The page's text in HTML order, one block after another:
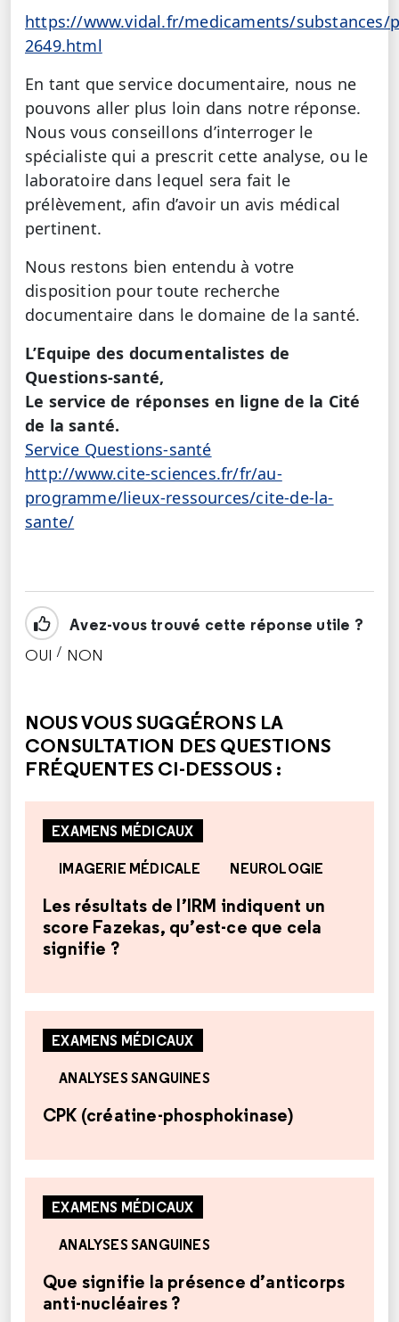
https://www.vidal.fr/medicaments/substances/
2649.html
En tant que service documentaire, nous ne
pouvons aller plus loin dans notre réponse.
Nous vous conseillons d’interroger le
spécialiste qui a prescrit cette analyse, ou le
laboratoire dans lequel sera fait le
prélèvement, afin d’avoir un avis médical
pertinent.
Nous restons bien entendu à votre
disposition pour toute recherche
documentaire dans le domaine de la santé.
L’Equipe des documentalistes de
Questions-santé,
Le service de réponses en ligne de la Cité
de la santé.
Service Questions-santé
http://www.cite-sciences.fr/fr/au-
programme/lieux-ressources/cite-de-la-
sante/
Avez-vous trouvé cette réponse utile ?
OUI / NON
NOUS VOUS SUGGÉRONS LA
CONSULTATION DES QUESTIONS
FRÉQUENTES CI-DESSOUS :
EXAMENS MÉDICAUX
IMAGERIE MÉDICALE NEUROLOGIE
Les résultats de l’IRM indiquent un
score Fazekas, qu’est-ce que cela
signifie ?
EXAMENS MÉDICAUX
ANALYSES SANGUINES
CPK (créatine-phosphokinase)
EXAMENS MÉDICAUX
ANALYSES SANGUINES
Que signifie la présence d’anticorps
anti-nucléaires ?